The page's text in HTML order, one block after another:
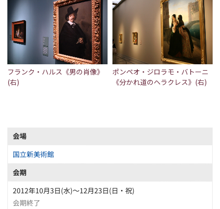
フランク・ハルス《男の肖像》
(右)
ポンペオ・ジロラモ・バトーニ
《分かれ道のヘラクレス》(右)
会場
国立新美術館
会期
2012年10月3日(水)～12月23日(日・祝)
会期終了